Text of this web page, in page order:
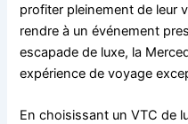
profiter pleinement de leur
rendre à un événement
escapade de luxe, la
expérience de voyage
En choisissant un VTC de